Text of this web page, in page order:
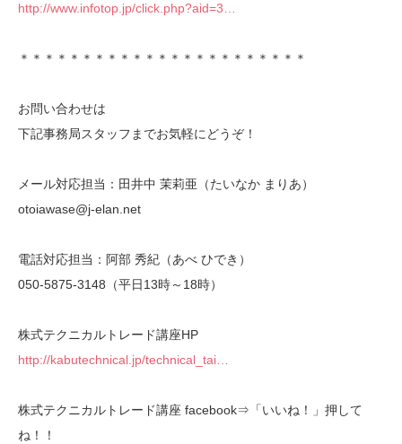
http://www.infotop.jp/click.php?aid=3…
＊＊＊＊＊＊＊＊＊＊＊＊＊＊＊＊＊＊＊＊＊＊＊
お問い合わせは
下記事務局スタッフまでお気軽にどうぞ！
メール対応担当：田井中 茉莉亜（たいなか まりあ）
otoiawase@j-elan.net
電話対応担当：阿部 秀紀（あべ ひでき）
050-5875-3148（平日13時～18時）
株式テクニカルトレード講座HP
http://kabutechnical.jp/technical_tai…
株式テクニカルトレード講座 facebook⇒「いいね！」押して
ね！！